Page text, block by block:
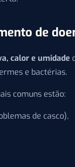
de
calor e umidade
e bactérias.
comuns estão:
de casco),